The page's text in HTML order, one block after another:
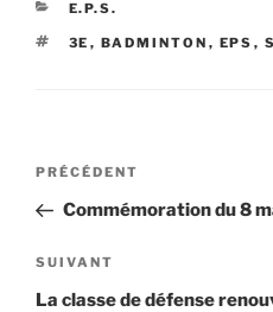
CATÉGORIES
E.P.S.
ÉTIQUETTES
3E , BADMINTON , EPS ,
Navigation
l’article
Article
précédent
PRÉCÉDENT
Commémoration du 8
Article
suivant
SUIVANT
La classe de défense